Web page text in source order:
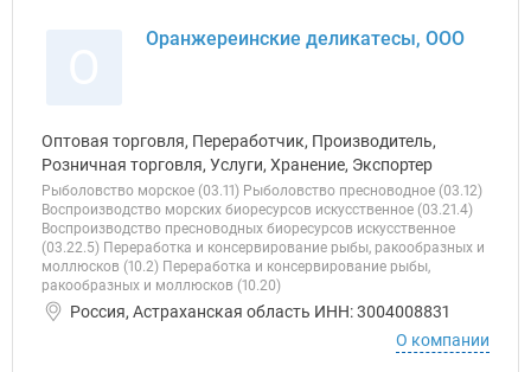
Оранжереинские деликатесы, ООО
Оптовая торговля, Переработчик, Производитель,
Розничная торговля, Услуги, Хранение, Экспортер
Рыболовство морское (03.11) Рыболовство пресноводное (03.12)
Воспроизводство морских биоресурсов искусственное (03.21.4)
Воспроизводство пресноводных биоресурсов искусственное
(03.22.5) Переработка и консервирование рыбы, ракообразных и
моллюсков (10.2) Переработка и консервирование рыбы,
ракообразных и моллюсков (10.20)
Россия, Астраханская область ИНН: 3004008831
О компании